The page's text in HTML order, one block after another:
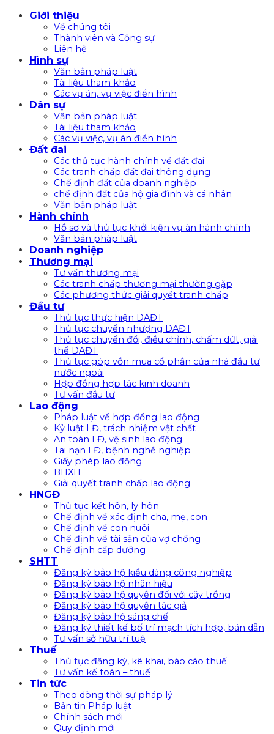
Giới thiệu
Về chúng tôi
Thành viên và Cộng sự
Liên hệ
Hình sự
Văn bản pháp luật
Tài liệu tham khảo
Các vụ án, vụ việc điển hình
Dân sự
Văn bản pháp luật
Tài liệu tham khảo
Các vụ việc, vụ án điển hình
Đất đai
Các thủ tục hành chính về đất đai
Các tranh chấp đất đai thông dụng
Chế định đất của doanh nghiệp
chế định đất của hộ gia đình và cá nhân
Văn bản pháp luật
Hành chính
Hồ sơ và thủ tục khởi kiện vụ án hành chính
Văn bản pháp luật
Doanh nghiệp
Thương mại
Tư vấn thương mại
Các tranh chấp thương mại thường gặp
Các phương thức giải quyết tranh chấp
Đầu tư
Thủ tục thực hiện DAĐT
Thủ tục chuyển nhượng DAĐT
Thủ tục chuyển đổi, điều chỉnh, chấm dứt, giải
thể DAĐT
Thủ tục góp vồn mua cổ phần của nhà đầu tư
nước ngoài
Hợp đồng hợp tác kinh doanh
Tư vấn đầu tư
Lao động
Pháp luật về hợp đồng lao động
Kỷ luật LĐ, trách nhiệm vật chất
An toàn LĐ, vệ sinh lao động
Tai nạn LĐ, bệnh nghề nghiệp
Giấy phép lao động
BHXH
Giải quyết tranh chấp lao động
HNGĐ
Thủ tục kết hôn, ly hôn
Chế định về xác định cha, mẹ, con
Chế định về con nuôi
Chế định về tài sản của vợ chồng
Chế định cấp dưỡng
SHTT
Đăng ký bảo hộ kiểu dáng công nghiệp
Đăng ký bảo hộ nhãn hiệu
Đăng ký bảo hộ quyền đối với cây trồng
Đăng ký bảo hộ quyền tác giả
Đăng ký bảo hộ sáng chế
Đăng ký thiết kế bố trí mạch tích hợp, bán dẫn
Tư vấn sở hữu trí tuệ
Thuế
Thủ tục đăng ký, kê khai, báo cáo thuế
Tư vấn kế toán – thuế
Tin tức
Theo dòng thời sự pháp lý
Bản tin Pháp luật
Chính sách mới
Quy định mới